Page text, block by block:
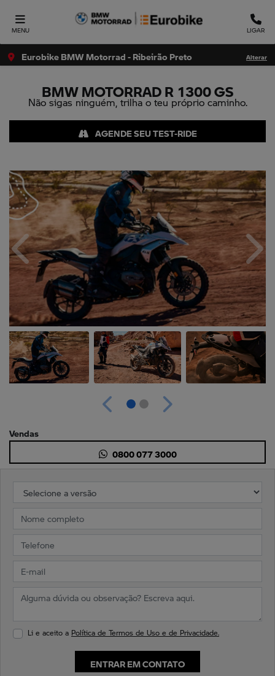
MENU LIGAR
Eurobike BMW Motorrad - Ribeirão Preto Alterar
BMW MOTORRADR 1300 GS
Não sigas ninguém, trilha o teu próprio caminho.
AGENDE SEU TEST-RIDE
Li e aceito a Política de Termos de Uso e de Privacidade.
ENTRAR EM CONTATO
Anterior
Anterior Próximo
Vendas
0800 077 3000